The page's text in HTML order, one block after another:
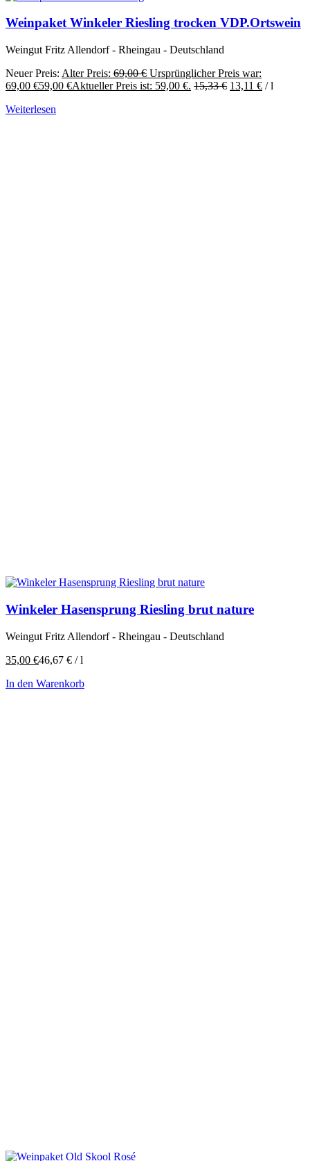
Weinpaket Winkeler Riesling trocken VDP.Ortswein
Weingut Fritz Allendorf - Rheingau - Deutschland
Neuer Preis: Alter Preis: 69,00€ Ursprünglicher Preis war:
69,00 €59,00 €Aktueller Preis ist: 59,00 €. 15,33€ 13,11 € /l
Weiterlesen
Winkeler Hasensprung Riesling brut nature
Weingut Fritz Allendorf - Rheingau - Deutschland
35,00 €46,67 € /l
In den Warenkorb